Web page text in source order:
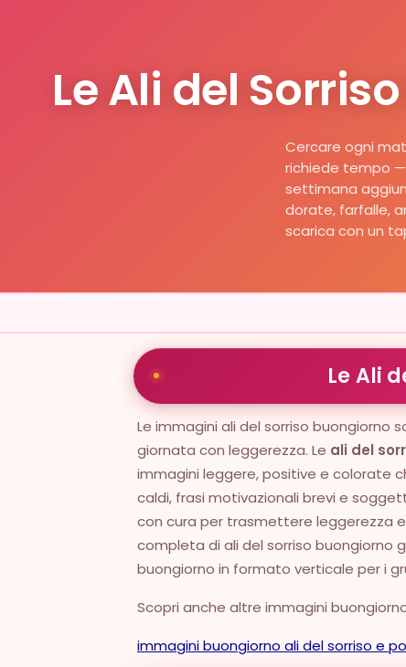
Le Ali del
Cercare ogni
richiede tempo —
settimana
dorate, farfalle,
scarica con un
Le Ali
Le immagini ali del sorriso buongiorno
giornata con leggerezza. Le ali del
immagini leggere, positive e colorate
caldi, frasi motivazionali brevi e
con cura per trasmettere leggerezza
completa di ali del sorriso buongiorno
buongiorno in formato verticale per i
Scopri anche altre immagini
immagini buongiorno ali del sorriso e